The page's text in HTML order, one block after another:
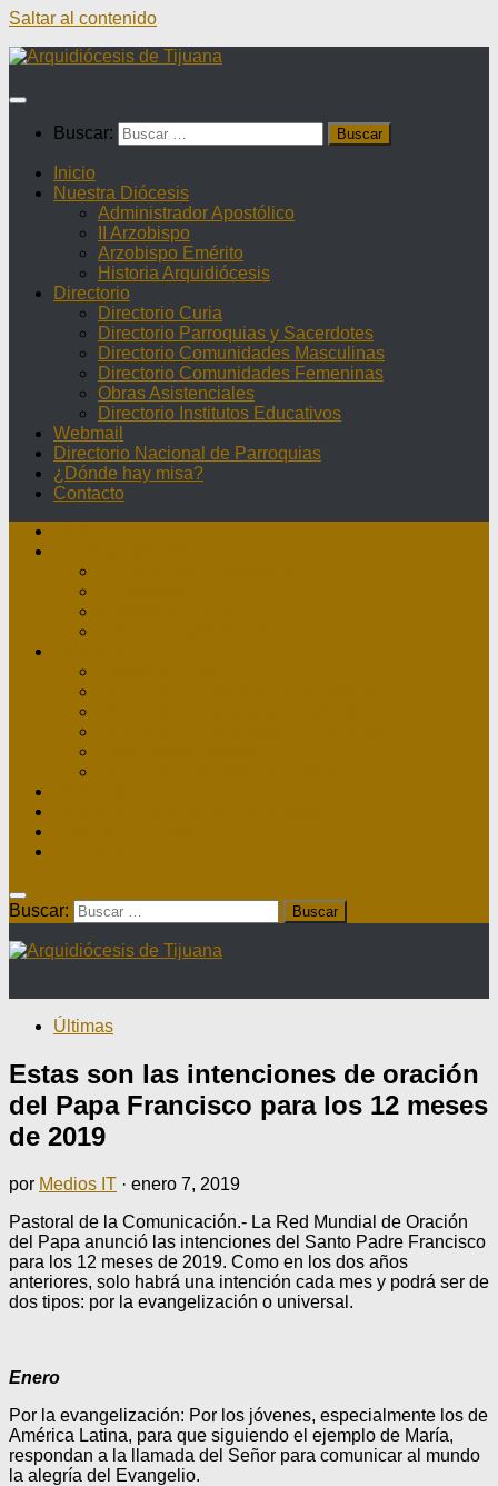
Saltar al contenido
Buscar:
Inicio
Nuestra Diócesis
Administrador Apostólico
II Arzobispo
Arzobispo Emérito
Historia Arquidiócesis
Directorio
Directorio Curia
Directorio Parroquias y Sacerdotes
Directorio Comunidades Masculinas
Directorio Comunidades Femeninas
Obras Asistenciales
Directorio Institutos Educativos
Webmail
Directorio Nacional de Parroquias
¿Dónde hay misa?
Contacto
Buscar:
Últimas
Estas son las intenciones de oración
del Papa Francisco para los 12 meses
de 2019
por Medios IT · enero 7, 2019
Pastoral de la Comunicación.- La Red Mundial de Oración
del Papa anunció las intenciones del Santo Padre Francisco
para los 12 meses de 2019. Como en los dos años
anteriores, solo habrá una intención cada mes y podrá ser de
dos tipos: por la evangelización o universal.
Enero
Por la evangelización: Por los jóvenes, especialmente los de
América Latina, para que siguiendo el ejemplo de María,
respondan a la llamada del Señor para comunicar al mundo
la alegría del Evangelio.